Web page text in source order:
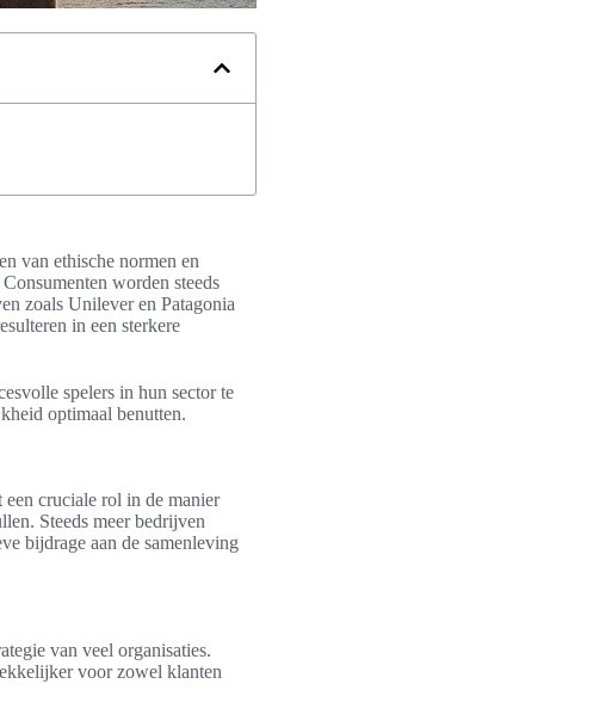
van ethische normen en
worden steeds
zoals Unilever en Patagonia
in een sterkere
spelers in hun sector te
optimaal benutten.
een cruciale rol in de manier
Steeds meer bedrijven
bijdrage aan de samenleving
van veel organisaties.
voor zowel klanten